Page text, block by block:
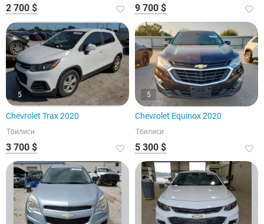
2 700 $ 9 700 $
5
Chevrolet Trax 2020
Тбилиси
3 700 $
5
Chevrolet Equinox 2020
Тбилиси
5 300 $